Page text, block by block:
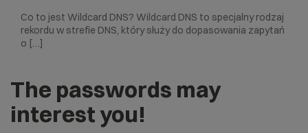
Co to jest Wildcard DNS? Wildcard DNS to specjalny rodzaj
rekordu w strefie DNS, który służy do dopasowania zapytań
o […]
The passwords may
interest you!